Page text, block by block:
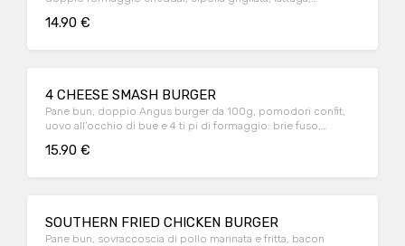
14.90 €
4 CHEESE SMASH BURGER
Pane bun, doppio Angus burger da 100g, pomodori confit,
uovo all’occhio di bue e 4 ti pi di formaggio: brie fuso,
15.90 €
SOUTHERN FRIED CHICKEN BURGER
Pane bun, sovraccoscia di pollo marinata e fritta, bacon